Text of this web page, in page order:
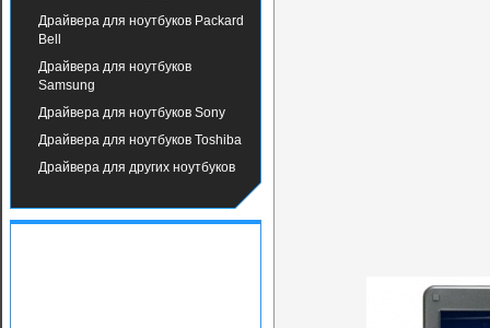
Драйвера для ноутбуков Packard
Bell
Драйвера для ноутбуков
Samsung
Драйвера для ноутбуков Sony
Драйвера для ноутбуков Toshiba
Драйвера для других ноутбуков